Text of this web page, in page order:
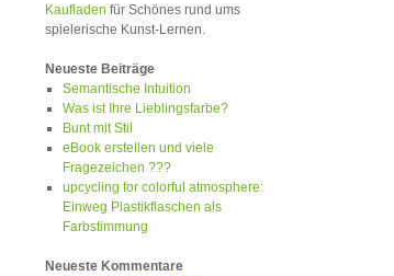
Kaufladen für Schönes rund ums
spielerische Kunst-Lernen.
Neueste Beiträge
Semantische Intuition
Was ist Ihre Lieblingsfarbe?
Bunt mit Stil
eBook erstellen und viele
Fragezeichen ???
upcycling for colorful atmosphere:
Einweg Plastikflaschen als
Farbstimmung
Neueste Kommentare